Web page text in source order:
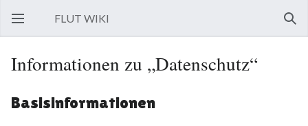
Hauptmenü öffnen
FLUT WIKI
Informationen zu „Datenschutz“
Basisinformationen